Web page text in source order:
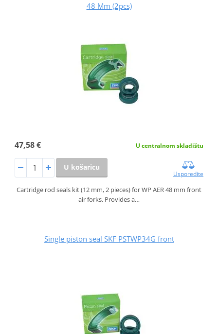
48 Mm (2pcs)
47,58 € U centralnom skladištu
U košaricu
Usporedite
Cartridge rod seals kit (12 mm, 2 pieces) for WP AER 48 mm front
air forks. Provides a…
Single piston seal SKF PSTWP34G front